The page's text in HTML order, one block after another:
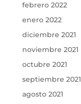
febrero 2022
enero 2022
diciembre 2021
noviembre 2021
octubre 2021
septiembre 2021
agosto 2021